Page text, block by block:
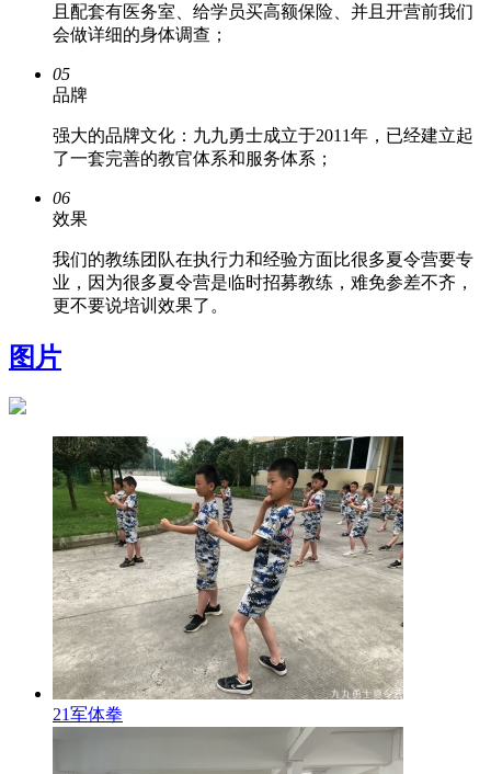
且配套有医务室、给学员买高额保险、并且开营前我们
会做详细的身体调查；
05
品牌
强大的品牌文化：九九勇士成立于2011年，已经建立起
了一套完善的教官体系和服务体系；
06
效果
我们的教练团队在执行力和经验方面比很多夏令营要专
业，因为很多夏令营是临时招募教练，难免参差不齐，
更不要说培训效果了。
图片
21军体拳